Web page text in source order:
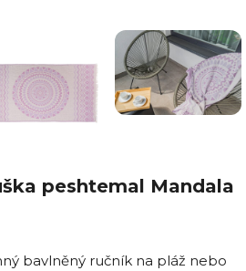
peshtemal Mandala
bavlněný ručník na pláž nebo